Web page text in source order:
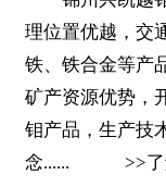
理位置优越，交
铁、铁合金等产
矿产资源优势，
钼产品，生产技
念...... >>